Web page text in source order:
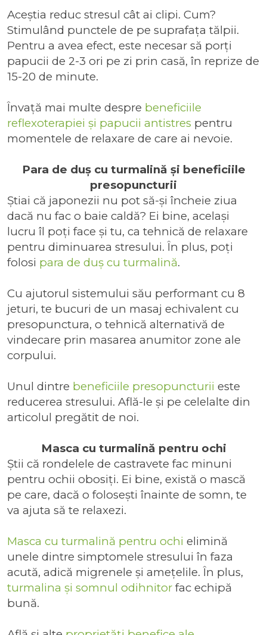
Aceștia reduc stresul cât ai clipi. Cum?
Stimulând punctele de pe suprafața tălpii.
Pentru a avea efect, este necesar să porți
papucii de 2-3 ori pe zi prin casă, în reprize de
15-20 de minute.
Învață mai multe despre beneficiile
reflexoterapiei și papucii antistres pentru
momentele de relaxare de care ai nevoie.
Para de duș cu turmalină și beneficiile
presopuncturii
Știai că japonezii nu pot să-și încheie ziua
dacă nu fac o baie caldă? Ei bine, același
lucru îl poți face și tu, ca tehnică de relaxare
pentru diminuarea stresului. În plus, poți
folosi para de duș cu turmalină.
Cu ajutorul sistemului său performant cu 8
jeturi, te bucuri de un masaj echivalent cu
presopunctura, o tehnică alternativă de
vindecare prin masarea anumitor zone ale
corpului.
Unul dintre beneficiile presopuncturii este
reducerea stresului. Află-le și pe celelalte din
articolul pregătit de noi.
Masca cu turmalină pentru ochi
Știi că rondelele de castravete fac minuni
pentru ochii obosiți. Ei bine, există o mască
pe care, dacă o folosești înainte de somn, te
va ajuta să te relaxezi.
Masca cu turmalină pentru ochi elimină
unele dintre simptomele stresului în faza
acută, adică migrenele și amețelile. În plus,
turmalina și somnul odihnitor fac echipă
bună.